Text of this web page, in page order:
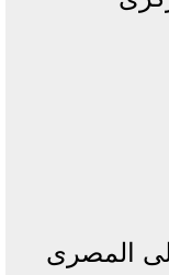
المصرى